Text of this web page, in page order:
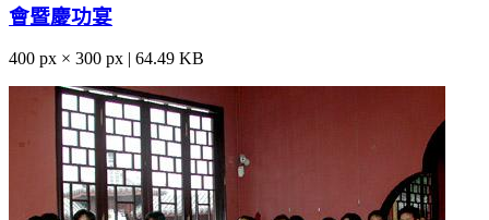
會暨慶功宴
400 px × 300 px | 64.49 KB